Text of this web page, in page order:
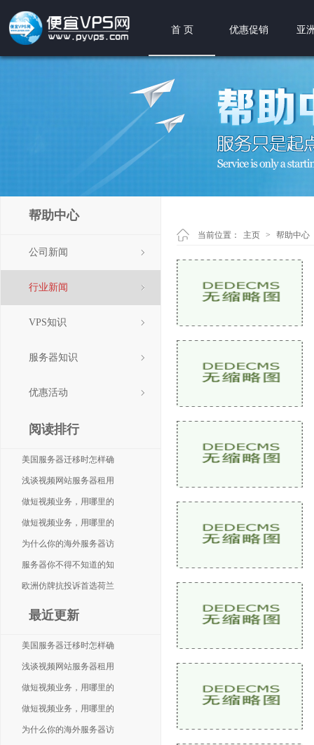
首 页 优惠促销 亚
帮助中心
公司新闻
行业新闻
VPS知识
服务器知识
优惠活动
阅读排行
美国服务器迁移时怎样确
浅谈视频网站服务器租用
做短视频业务，用哪里的
做短视频业务，用哪里的
为什么你的海外服务器访
服务器你不得不知道的知
欧洲仿牌抗投诉首选荷兰
最近更新
美国服务器迁移时怎样确
浅谈视频网站服务器租用
做短视频业务，用哪里的
做短视频业务，用哪里的
为什么你的海外服务器访
当前位置： 主页 > 帮助中心